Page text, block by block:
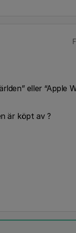
eller “Apple
är köpt av ?